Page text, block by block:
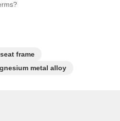
frame
metal alloy